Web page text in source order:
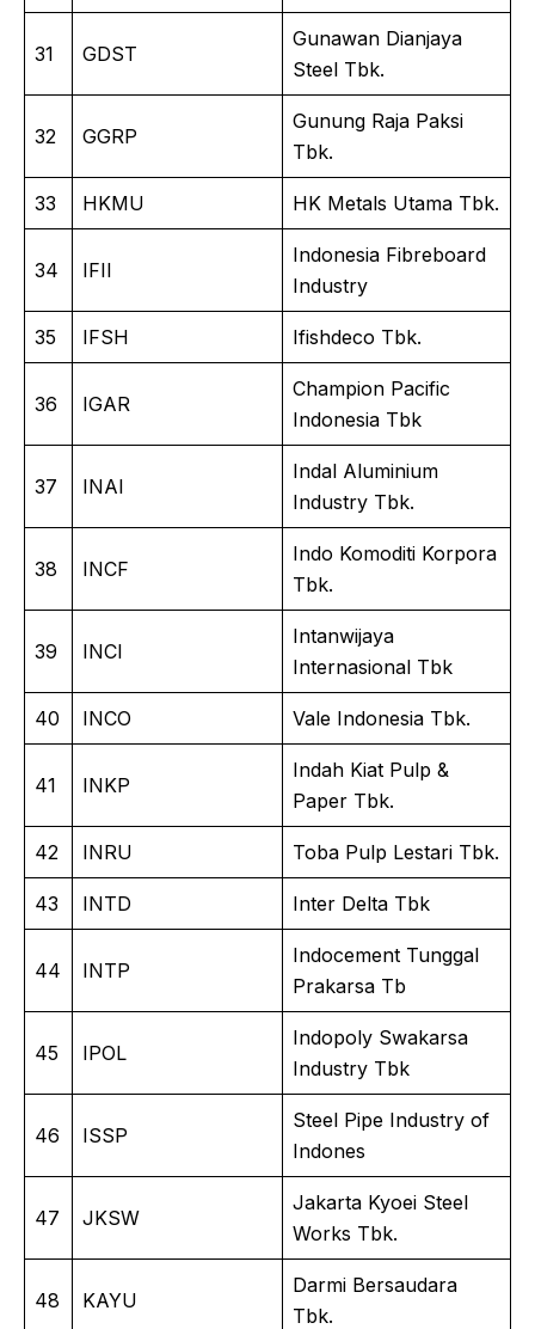
31 GDST
Gunawan Dianjaya
Steel Tbk.
32 GGRP
Gunung Raja Paksi
Tbk.
33 HKMU HK Metals Utama Tbk.
34 IFII
Indonesia Fibreboard
Industry
35 IFSH Ifishdeco Tbk.
36 IGAR
Champion Pacific
Indonesia Tbk
37 INAI
Indal Aluminium
Industry Tbk.
38 INCF
Indo Komoditi Korpora
Tbk.
39 INCI
Intanwijaya
Internasional Tbk
40 INCO Vale Indonesia Tbk.
41 INKP
Indah Kiat Pulp &
Paper Tbk.
42 INRU Toba Pulp Lestari Tbk.
43 INTD Inter Delta Tbk
44 INTP
Indocement Tunggal
Prakarsa Tb
45 IPOL
Indopoly Swakarsa
Industry Tbk
46 ISSP
Steel Pipe Industry of
Indones
47 JKSW
Jakarta Kyoei Steel
Works Tbk.
48 KAYU
Darmi Bersaudara
Tbk.